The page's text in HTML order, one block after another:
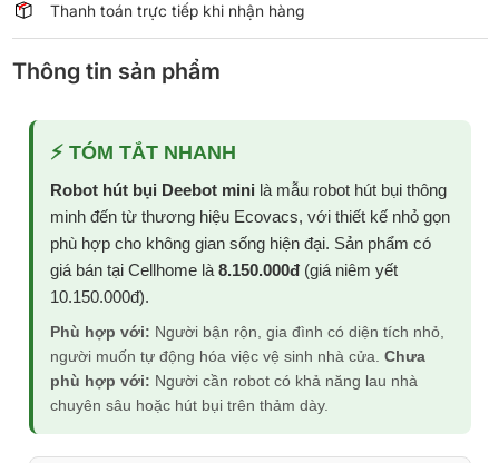
Thanh toán trực tiếp khi nhận hàng
Thông tin sản phẩm
⚡ TÓM TẮT NHANH
Robot hút bụi Deebot mini là mẫu robot hút bụi thông
minh đến từ thương hiệu Ecovacs, với thiết kế nhỏ gọn
phù hợp cho không gian sống hiện đại. Sản phẩm có
giá bán tại Cellhome là 8.150.000đ (giá niêm yết
10.150.000đ).
Phù hợp với: Người bận rộn, gia đình có diện tích nhỏ,
người muốn tự động hóa việc vệ sinh nhà cửa. Chưa
phù hợp với: Người cần robot có khả năng lau nhà
chuyên sâu hoặc hút bụi trên thảm dày.